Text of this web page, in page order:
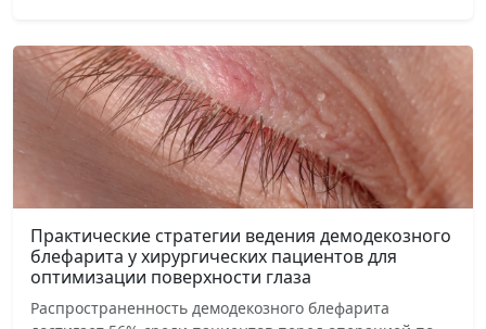
Практические стратегии ведения демодекозного
блефарита у хирургических пациентов для
оптимизации поверхности глаза
Распространенность демодекозного блефарита